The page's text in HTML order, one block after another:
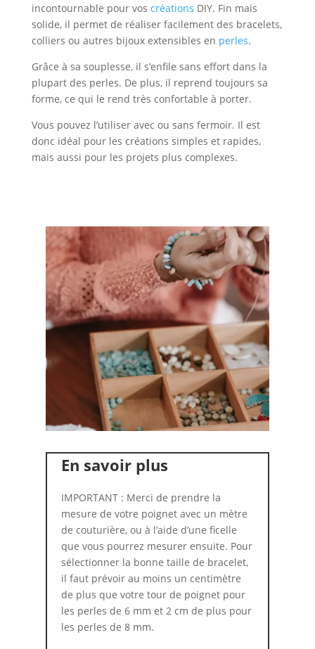
incontournable pour vos créations DIY. Fin mais
solide, il permet de réaliser facilement des bracelets,
colliers ou autres bijoux extensibles en perles.
Grâce à sa souplesse, il s’enfile sans effort dans la
plupart des perles. De plus, il reprend toujours sa
forme, ce qui le rend très confortable à porter.
Vous pouvez l’utiliser avec ou sans fermoir. Il est
donc idéal pour les créations simples et rapides,
mais aussi pour les projets plus complexes.
En savoir plus
IMPORTANT : Merci de prendre la
mesure de votre poignet avec un mètre
de couturière, ou à l’aide d’une ficelle
que vous pourrez mesurer ensuite. Pour
sélectionner la bonne taille de bracelet,
il faut prévoir au moins un centimètre
de plus que votre tour de poignet pour
les perles de 6 mm et 2 cm de plus pour
les perles de 8 mm.